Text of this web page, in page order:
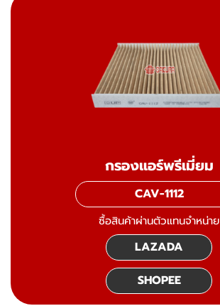
กรองแอร์พรีเมี่ยม
CAV-1112
ซื้อสินค้าผ่านตัวแทนจำหน่าย
LAZADA
SHOPEE